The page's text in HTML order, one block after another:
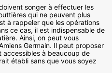
songer à effectuer les
qui ne peuvent plus
à rappeler que les opérations
ce cas, il est indispensable de
Ainsi, on peut vous
Germain. Il peut proposer
à beaucoup de
établi sans que vous soyez